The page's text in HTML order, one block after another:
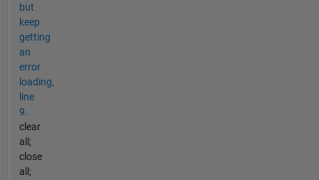
but
keep
getting
an
error
loading,
line
9.
clear
all;
close
all;